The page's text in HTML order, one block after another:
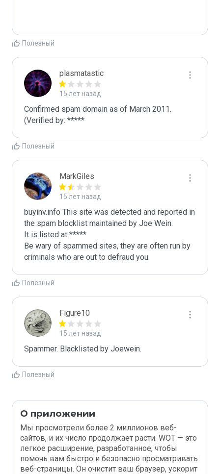
Полезный
plasmatastic
15 лет назад
Confirmed spam domain as of March 2011.
(Verified by: *****
Полезный
MarkGiles
15 лет назад
buyinv.info This site was detected and reported in
the spam blocklist maintained by Joe Wein.
It is listed at *****
Be wary of spammed sites, they are often run by
criminals who are out to defraud you.
Полезный
Figure10
15 лет назад
Spammer. Blacklisted by Joewein.
Полезный
О приложении
Мы просмотрели более 2 миллионов веб-
сайтов, и их число продолжает расти. WOT — это
легкое расширение, разработанное, чтобы
помочь вам быстро и безопасно просматривать
веб-страницы. Он очистит ваш браузер, ускорит